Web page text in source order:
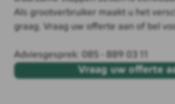
Als grootverbruiker maakt u het
graag. Vraag uw offerte aan of bel
Adviesgesprek: 085 - 889 03 11
Vraag uw offerte